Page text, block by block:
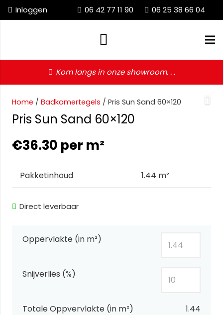
Inloggen 06 42 77 11 90 06 25 38 66 04
Kom langs in onze showroom. . .
Home / Badkamertegels / Pris Sun Sand 60×120
Pris Sun Sand 60×120
€36.30 per m²
Pakketinhoud 1.44 m²
Direct leverbaar
Oppervlakte (in m²)
Snijverlies (%)
Totale Oppvervlakte (in m²)
1.44